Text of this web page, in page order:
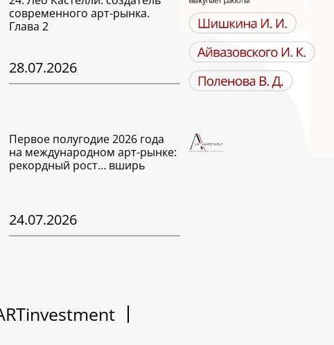
современного арт-рынка.
Глава 2
28.07.2026
Первое полугодие 2026 года
на международном арт-рынке:
рекордный рост… вширь
24.07.2026